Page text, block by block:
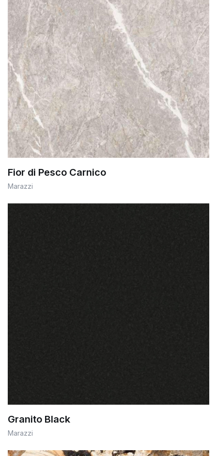
Fior di Pesco Carnico
Marazzi
Granito Black
Marazzi